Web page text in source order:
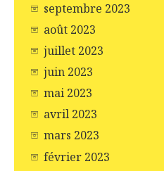
septembre 2023
août 2023
juillet 2023
juin 2023
mai 2023
avril 2023
mars 2023
février 2023